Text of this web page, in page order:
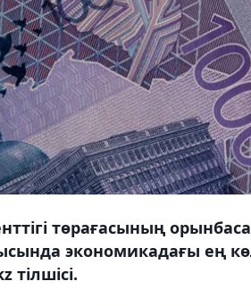
төрағасының
экономикадағы ең